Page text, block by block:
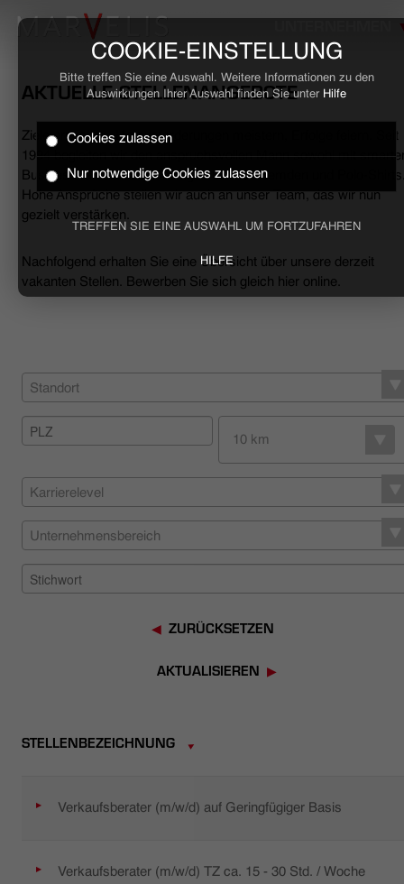
COOKIE-EINSTELLUNG
Bitte treffen Sie eine Auswahl. Weitere Informationen zu den
Auswirkungen Ihrer Auswahl finden Sie unter Hilfe
Cookies zulassen
Nur notwendige Cookies zulassen
TREFFEN SIE EINE AUSWAHL UM FORTZUFAHREN
HILFE
HOME
BUSINESS
UNTERNEHMEN
NACHHALTIGKEIT
HÄNDLERSUCHE
AKTUELLE STELLENANGEBOTE
Ziele erreichen, Herausforderungen meistern, Erfolge feiern. Seit
1994 begleiten wir den anspruchsvollen Mann sowohl mit
Business- als auch mit lässigen Casual-Hemden und Polo-
Hohe Ansprüche stellen wir auch an unser Team, das wir nun
gezielt verstärken.
Nachfolgend erhalten Sie eine Übersicht über unsere derzeit
vakanten Stellen. Bewerben Sie sich gleich hier online.
Standort
10 km
Karrierelevel
Unternehmensbereich
ZURÜCKSETZEN
AKTUALISIEREN
STELLENBEZEICHNUNG
Verkaufsberater (m/w/d) auf Geringfügiger Basis
Verkaufsberater (m/w/d) TZ ca. 15 - 30 Std. / Woche